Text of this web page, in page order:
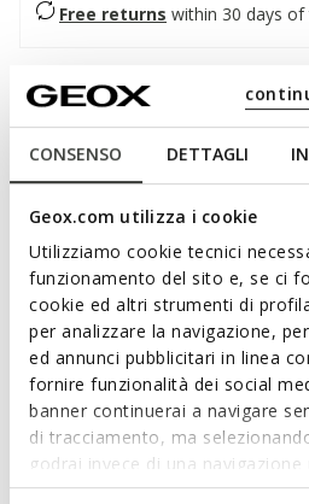
CONSENSO DETTAGLI
Geox.com utilizza i cookie
Utilizziamo cookie tecnici
funzionamento del sito e, se ci
cookie ed altri strumenti di
per analizzare la navigazione,
ed annunci pubblicitari in linea
fornire funzionalità dei social
banner continuerai a navigare
di tracciamento, ma
godrai invece di una
base dei tuoi gusti ed interessi.
Free returns within 30 days
Description
Men's formal shoe with a refined
revisited with an urban twist. A
characterised by tapered lines, it
black leather. Comfortable and
for enhancing the most
ITEM CODE:
U56MBD00043C9997
Features
Lightweight footwear
Lace fastening